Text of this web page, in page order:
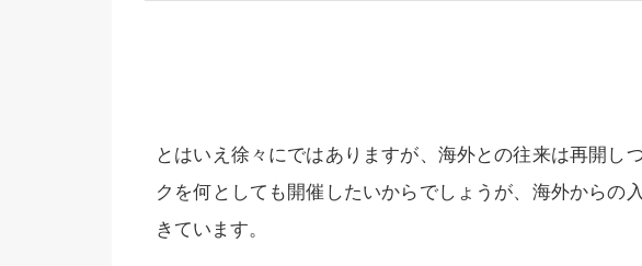
とはいえ徐々にではありますが、海外との往来は再開し
クを何としても開催したいからでしょうが、海外からの
きています。